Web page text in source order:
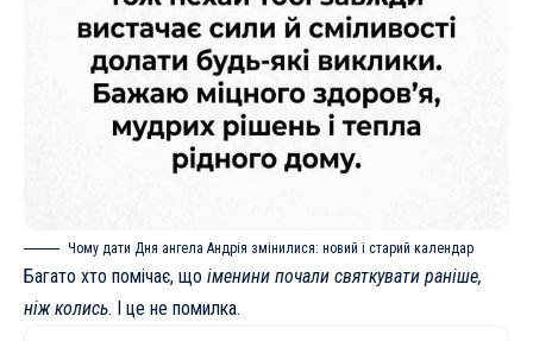
Чому дати Дня ангела Андрія змінилися: новий і старий календар
Багато хто помічає, що іменини почали святкувати раніше,
ніж колись. І це не помилка.